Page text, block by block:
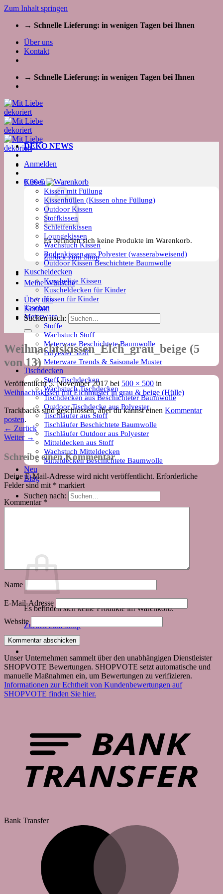
Zum Inhalt springen
→ Schnelle Lieferung: in wenigen Tagen bei Ihnen
Über uns
Kontakt
→ Schnelle Lieferung: in wenigen Tagen bei Ihnen
Kissen
Kissen mit Füllung
Kissenhüllen (Kissen ohne Füllung)
Outdoor Kissen
Stoffkissen
Schleifenkissen
Loungekissen
Wachstuch Kissen
Bodenkissen aus Polyester (wasserabweisend)
Outdoor Kissen Beschichtete Baumwolle
Kuscheldecken
Kuschelige Kissen
Kuscheldecken für Kinder
Kissen für Kinder
Taschen
Meterware
Stoffe
Wachstuch Stoff
Meterware Beschichtete Baumwolle
Polyester Stoff
Meterware Trends & Saisonale Muster
Tischdecken
Stoff Tischdecken
Wachstuch Tischdecken
Tischdecken aus Beschichteter Baumwolle
Outdoor Tischdecke aus Polyester
Tischläufer aus Stoff
Tischläufer Beschichtete Baumwolle
Tischläufer Outdoor aus Polyester
Mitteldecken aus Stoff
Wachstuch Mitteldecken
Mitteldecken Beschichtete Baumwolle
Neu
Blog
Suchen nach:
Es befinden sich keine Produkte im Warenkorb.
Zurück zum Shop
DEKO NEWS
Anmelden
0,00€
Es befinden sich keine Produkte im Warenkorb.
Zurück zum Shop
Meine Wünsche
Über uns
Kontakt
Suchen nach:
Weihnachtskissen_Elch_grau_beige (5
von 13)
Veröffentlicht5. November 2017 bei 500 × 500 in
Weihnachtskissen mit Elchmuster in grau & beige (Hülle)
Trackbacks sind geschlossen, aber du kannst einen Kommentar
posten.
← Zurück
Weiter →
Schreibe einen Kommentar
Deine E-Mail-Adresse wird nicht veröffentlicht. Erforderliche
Felder sind mit * markiert
Kommentar *
Name
E-Mail-Adresse
Website
Unser Unternehmen sammelt über den unabhängigen Dienstleister
SHOPVOTE Bewertungen. SHOPVOTE setzt automatische und
manuelle Maßnahmen ein, um Bewertungen zu verifizieren.
Informationen zur Echtheit von Kundenbewertungen auf
SHOPVOTE finden Sie hier.
Bank Transfer